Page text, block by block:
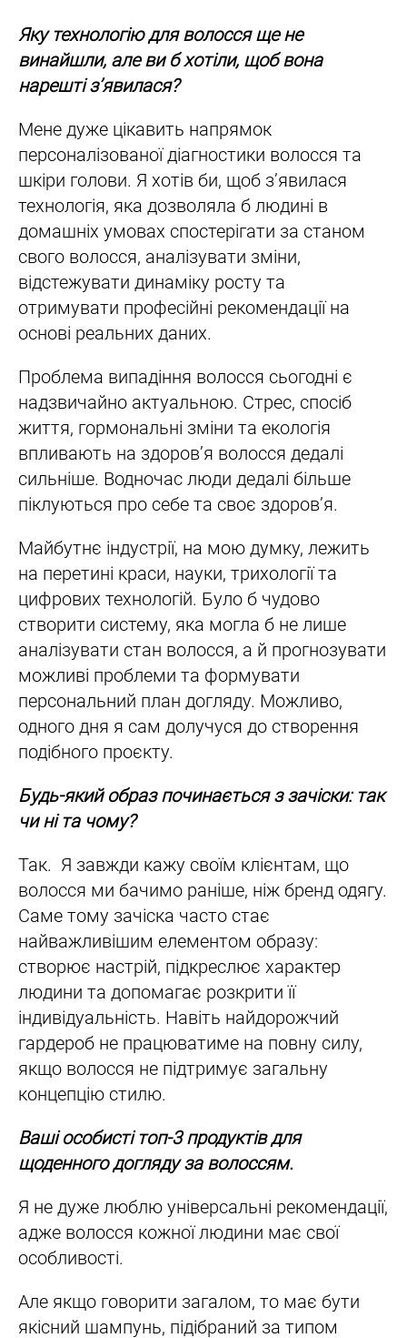
Яку технологію для волосся ще не
винайшли, але ви б хотіли, щоб вона
нарешті з’явилася?
Мене дуже цікавить напрямок
персоналізованої діагностики волосся та
шкіри голови. Я хотів би, щоб з’явилася
технологія, яка дозволяла б людині в
домашніх умовах спостерігати за станом
свого волосся, аналізувати зміни,
відстежувати динаміку росту та
отримувати професійні рекомендації на
основі реальних даних.
Проблема випадіння волосся сьогодні є
надзвичайно актуальною. Стрес, спосіб
життя, гормональні зміни та екологія
впливають на здоров’я волосся дедалі
сильніше. Водночас люди дедалі більше
піклуються про себе та своє здоров’я.
Майбутнє індустрії, на мою думку, лежить
на перетині краси, науки, трихології та
цифрових технологій. Було б чудово
створити систему, яка могла б не лише
аналізувати стан волосся, а й прогнозувати
можливі проблеми та формувати
персональний план догляду. Можливо,
одного дня я сам долучуся до створення
подібного проєкту.
Будь-який образ починається з зачіски: так
чи ні та чому?
Так. Я завжди кажу своїм клієнтам, що
волосся ми бачимо раніше, ніж бренд одягу.
Саме тому зачіска часто стає
найважливішим елементом образу:
створює настрій, підкреслює характер
людини та допомагає розкрити її
індивідуальність. Навіть найдорожчий
гардероб не працюватиме на повну силу,
якщо волосся не підтримує загальну
концепцію стилю.
Ваші особисті топ-3 продуктів для
щоденного догляду за волоссям.
Я не дуже люблю універсальні рекомендації,
адже волосся кожної людини має свої
особливості.
Але якщо говорити загалом, то має бути
якісний шампунь, підібраний за типом